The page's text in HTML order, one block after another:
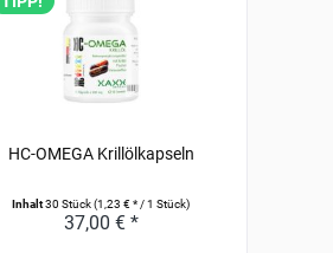
HC-OMEGA Krillölkapseln
Inhalt30 Stück(1,23 € * / 1 Stück)
37,00 € *